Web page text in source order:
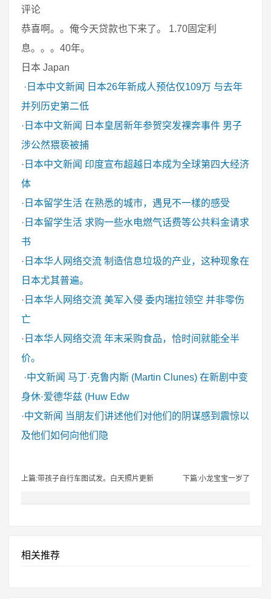
评论
恭喜啊。。俺今天贷款也下来了。 1.70固定利
息。。。40年。
日本 Japan
· 日本中文新闻
日本26年新成人预估仅109万 与去年
并列历史第二低
· 日本中文新闻
日本皇居新年参贺突发裸奔事件 男子
涉公然猥亵被捕
· 日本中文新闻 印度宣布超越日本成为全球第四大经济
体
· 日本留学生活 在熟悉的城市，遇見不一樣的感受
· 日本留学生活 求购一些水电燃气话费等公共料金请求
书
· 日本华人网络交流 制造信息垃圾的产业，这种现象在
日本尤其普遍。
· 日本华人网络交流 美军入侵 委内瑞拉领空 并非零伤
亡
· 日本华人网络交流 年末采购食品，恰时间就能全半
价。
·中文新闻 马丁·克鲁内斯 (Martin Clunes) 在新剧中变
身休·爱德华兹 (Huw Edw
·中文新闻 当朋友们讲述他们对他们的阴谋感到震惊以
及他们如何向他们隐
上篇:带孩子自行车图试发。白天照片更新 下篇:小龙宝宝一岁了
相关推荐